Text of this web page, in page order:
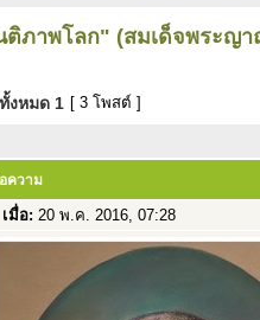
ติภาพโลก" (สมเด็จพระญา
งหมด 1 [ 3 โพสต์ ]
ความ
เมื่อ: 20 พ.ค. 2016, 07:28